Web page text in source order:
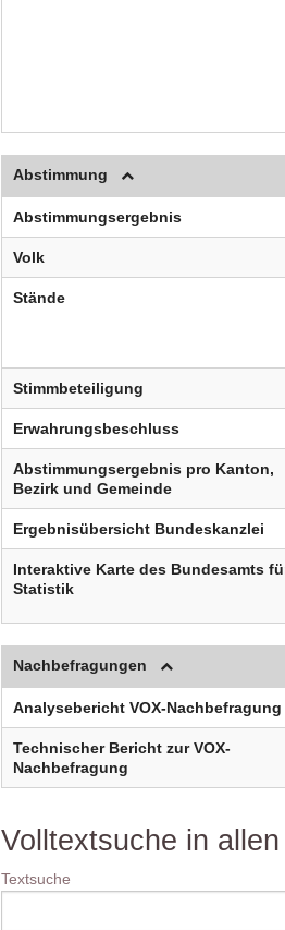
Abstimmung
Abstimmungsergebnis
Volk
Stände
Stimmbeteiligung
Erwahrungsbeschluss
Abstimmungsergebnis pro Kanton,
Bezirk und Gemeinde
Ergebnisübersicht Bundeskanzlei
Interaktive Karte des Bundesamts
Statistik
Nachbefragungen
Analysebericht VOX-Nachbefragung
Technischer Bericht zur VOX-
Nachbefragung
Volltextsuche in
Textsuche